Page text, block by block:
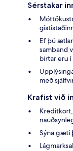
Sérstakar
Ef þú
samband
birtar eru
með
Krafist við
Sýna gæti